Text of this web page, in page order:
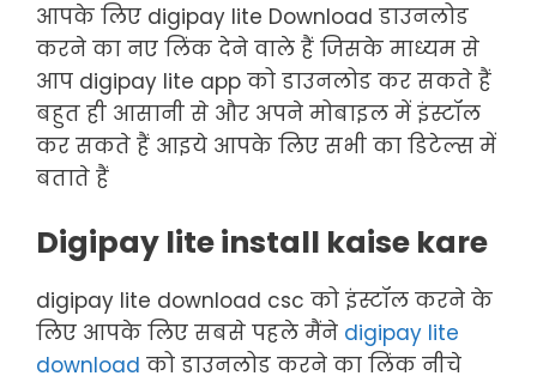
आपके लिए digipay lite Download डाउनलोड
करने का नए लिंक देने वाले हैं जिसके माध्यम से
आप digipay lite app को डाउनलोड कर सकते हैं
बहुत ही आसानी से और अपने मोबाइल में इंस्टॉल
कर सकते हैं आइये आपके लिए सभी का डिटेल्स में
बताते हैं
Digipay lite install kaise kare
digipay lite download csc को इंस्टॉल करने के
लिए आपके लिए सबसे पहले मैंने digipay lite
download को डाउनलोड करने का लिंक नीचे